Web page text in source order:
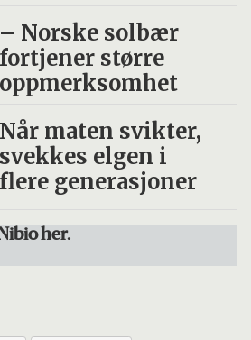
– Norske solbær
fortjener større
oppmerksomhet
Når maten svikter,
svekkes elgen i
flere generasjoner
her.